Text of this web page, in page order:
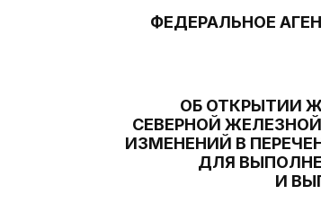
ФЕДЕРАЛЬНОЕ
ОБ ОТКРЫТИИ
СЕВЕРНОЙ
ИЗМЕНЕНИЙ В
ДЛЯ
И